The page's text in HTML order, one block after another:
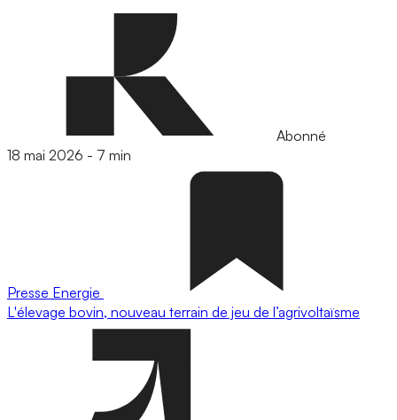
Abonné
18 mai 2026 - 7 min
Presse Energie
L'élevage bovin, nouveau terrain de jeu de l’agrivoltaïsme